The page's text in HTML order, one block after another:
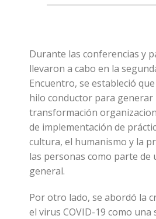
Durante las conferencias y
llevaron a cabo en la
Encuentro, se estableció
hilo conductor para generar
transformación
de implementación de
cultura, el humanismo y la
las personas como parte de
general.
Por otro lado, se abordó la
el virus COVID-19 como una